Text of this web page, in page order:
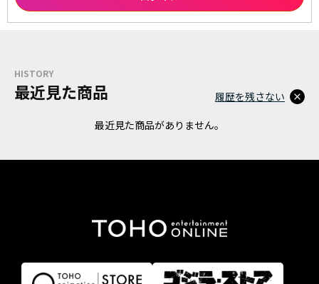
HISTORY
最近見た商品
最近見た商品がありません。
履歴を残さない